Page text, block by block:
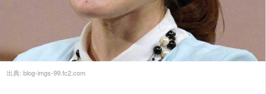
出典: blog-imgs-99.fc2.com